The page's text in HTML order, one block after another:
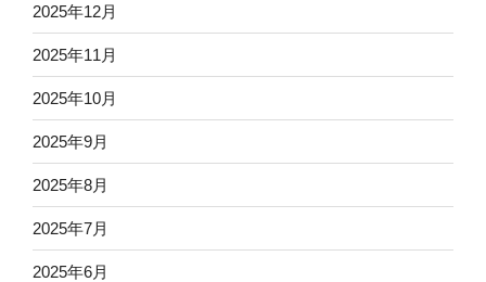
2025年12月
2025年11月
2025年10月
2025年9月
2025年8月
2025年7月
2025年6月